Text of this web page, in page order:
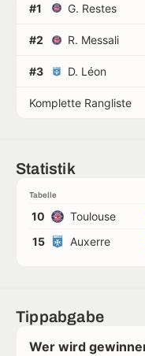
#1 G. Restes
#2 R. Messali
#3 D. Léon
Komplette Rangliste
Statistik
Tabelle
10 Toulouse
15
Auxerre
Tippabgabe
Wer wird